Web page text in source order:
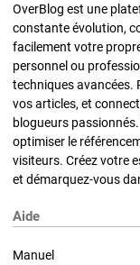
OverBlog est une
constante évolution,
facilement votre
personnel ou
techniques avancées.
vos articles, et
blogueurs
optimiser le
visiteurs. Créez votre
et démarquez-vous
Aide
Manuel